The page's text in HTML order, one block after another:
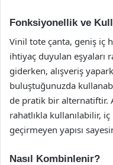
Fonksiyonellik ve
Vinil tote çanta, geniş iç
ihtiyaç duyulan eşyaları
giderken, alışveriş
buluştuğunuzda
de pratik bir alternatiftir.
rahatlıkla kullanılabilir,
geçirmeyen yapısı
Nasıl Kombinlenir?